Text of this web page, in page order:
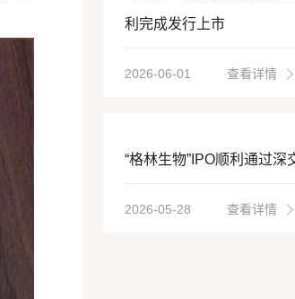
利完成发行上市
2026-06-01 查看详情
“格林生物”IPO顺利通过深
2026-05-28 查看详情